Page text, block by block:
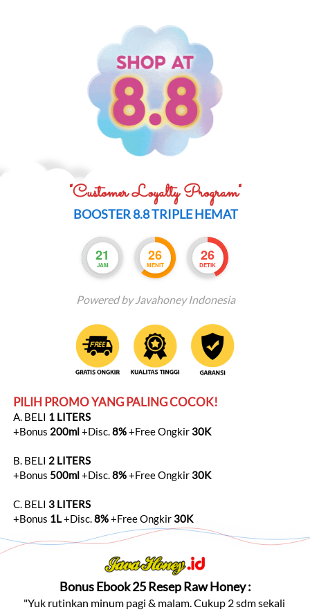
"Customer Loyalty Program"
BOOSTER 8.8 TRIPLE HEMAT
21
JAM
26
MENIT
25
DETIK
Powered by Javahoney Indonesia
PILIH PROMO YANG PALING COCOK!
A. BELI 1 LITERS
+Bonus 200ml +Disc. 8% +Free Ongkir 30K
B. BELI 2 LITERS
+Bonus 500ml +Disc. 8% +Free Ongkir 30K
C. BELI 3 LITERS
+Bonus 1L +Disc. 8% +Free Ongkir 30K
Bonus Ebook 25 Resep Raw Honey :
"Yuk rutinkan minum pagi & malam. Cukup 2 sdm sekali